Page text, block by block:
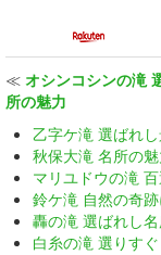
≪ オシンコシンの滝
所の魅力
乙字ケ滝 選ばれ
秋保大滝 名所の魅
マリユドウの滝
鈴ケ滝 自然の奇
轟の滝 選ばれし
白糸の滝 選りす